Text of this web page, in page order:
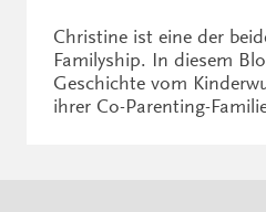
Christine ist eine der
Familyship. In diesem
Geschichte vom
ihrer Co-Parenting-